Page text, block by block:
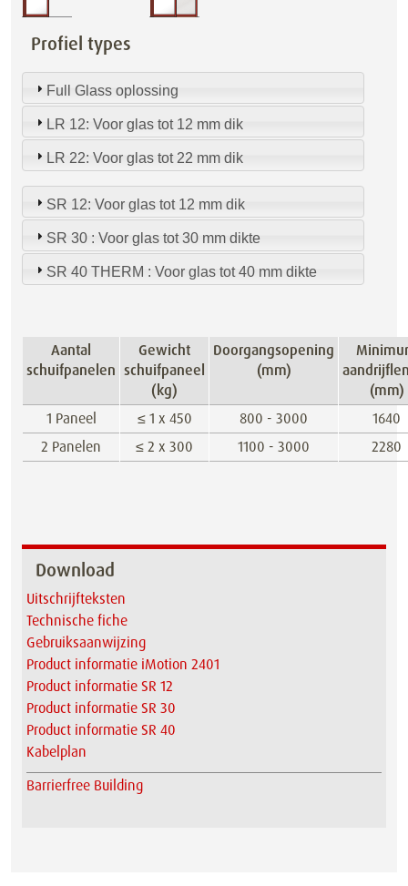
Profiel types
Full Glass oplossing
LR 12: Voor glas tot 12 mm dik
LR 22: Voor glas tot 22 mm dik
SR 12: Voor glas tot 12 mm dik
SR 30 : Voor glas tot 30 mm dikte
SR 40 THERM : Voor glas tot 40 mm dikte
Aantal
schuifpanelen
Gewicht
schuifpaneel
(kg)
Doorgangsopening
(mm)
(mm)
1 Paneel
≤ 1 x 450 800 - 3000
1640
2 Panelen
≤ 2 x 300 1100 - 3000 2280
Download
Uitschrijfteksten
Technische fiche
Gebruiksaanwijzing
Product informatie iMotion 2401
Product informatie SR 12
Product informatie SR 30
Product informatie SR 40
Kabelplan
Barrierfree Building